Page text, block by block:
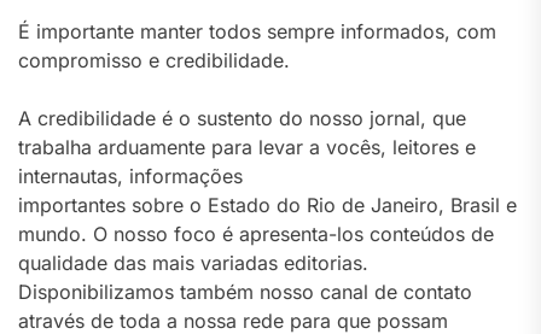
É importante manter todos sempre informados, com
compromisso e credibilidade.
A credibilidade é o sustento do nosso jornal, que
trabalha arduamente para levar a vocês, leitores e
internautas, informações
importantes sobre o Estado do Rio de Janeiro, Brasil e
mundo. O nosso foco é apresenta-los conteúdos de
qualidade das mais variadas editorias.
Disponibilizamos também nosso canal de contato
através de toda a nossa rede para que possam